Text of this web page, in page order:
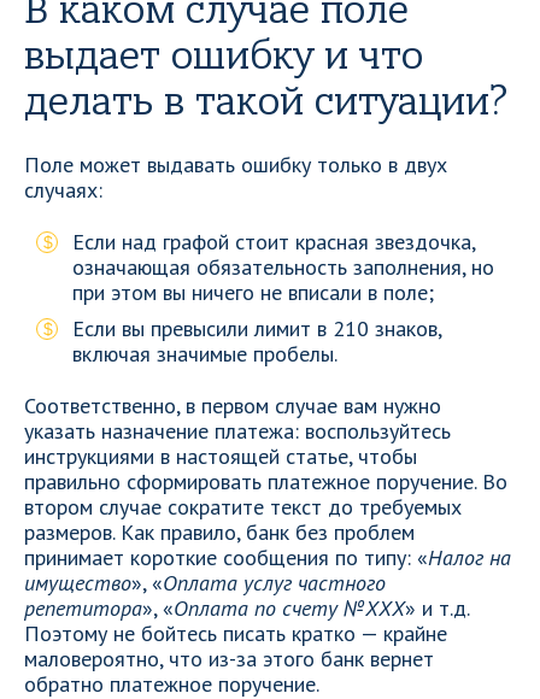
В каком случае поле
выдает ошибку и что
делать в такой ситуации?
Поле может выдавать ошибку только в двух
случаях:
Если над графой стоит красная звездочка,
означающая обязательность заполнения, но
при этом вы ничего не вписали в поле;
Если вы превысили лимит в 210 знаков,
включая значимые пробелы.
Соответственно, в первом случае вам нужно
указать назначение платежа: воспользуйтесь
инструкциями в настоящей статье, чтобы
правильно сформировать платежное поручение. Во
втором случае сократите текст до требуемых
размеров. Как правило, банк без проблем
принимает короткие сообщения по типу: «Налог на
имущество», «Оплата услуг частного
репетитора», «Оплата по счету №ХХХ» и т.д.
Поэтому не бойтесь писать кратко — крайне
маловероятно, что из-за этого банк вернет
обратно платежное поручение.